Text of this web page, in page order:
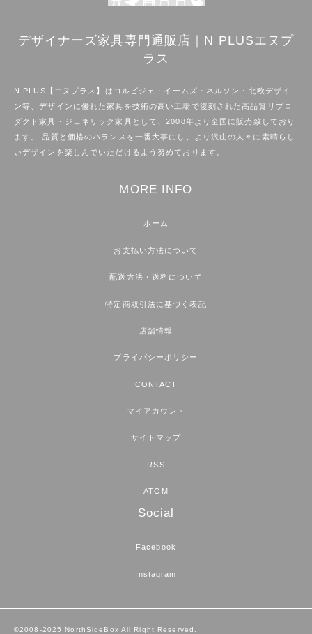
デザイナーズ家具専門通販店｜N PLUSエヌプ
ラス
N PLUS【エヌプラス】はコルビジェ・イームズ・ネルソン・北欧デザイ
ン等、デザインに優れた家具を技術の高い工場で復刻された高品質リプロ
ダクト家具・ジェネリック家具として、2008年より全国に販売致しており
ます。 品質と価格のバランスを一番大事にし、より沢山の人々に素晴らし
いデザインを楽しんでいただけるよう努めております。
MORE INFO
ホーム
お支払い方法について
配送方法・送料について
特定商取引法に基づく表記
店舗情報
プライバシーポリシー
CONTACT
マイアカウント
サイトマップ
RSS
ATOM
Social
Facebook
Instagram
©2008-2025 NorthSideBox All Right Reserved.